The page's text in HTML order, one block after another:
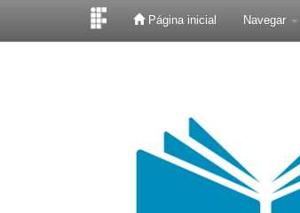
Página inicial Navegar